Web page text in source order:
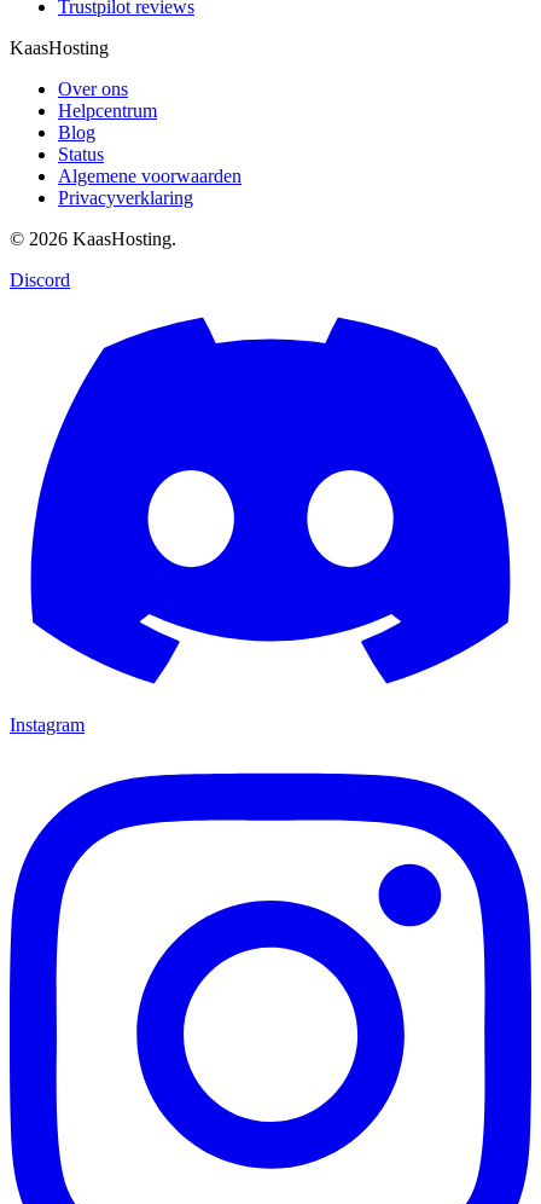
Trustpilot reviews
KaasHosting
Over ons
Helpcentrum
Blog
Status
Algemene voorwaarden
Privacyverklaring
© 2026 KaasHosting.
Discord
Instagram